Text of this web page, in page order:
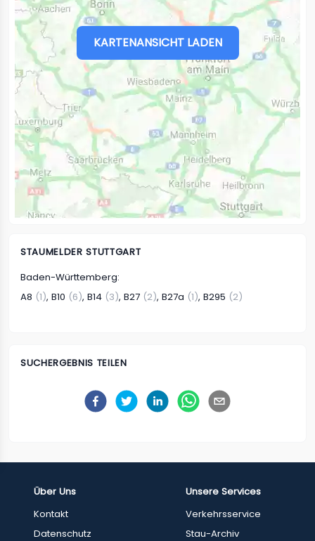
KARTENANSICHT LADEN
STAUMELDER STUTTGART
Baden-Württemberg:
A8 (1), B10 (6), B14 (3), B27 (2), B27a (1), B295 (2)
SUCHERGEBNIS TEILEN
Über Uns
Kontakt
Datenschutz
Unsere Services
Verkehrsservice
Stau-Archiv